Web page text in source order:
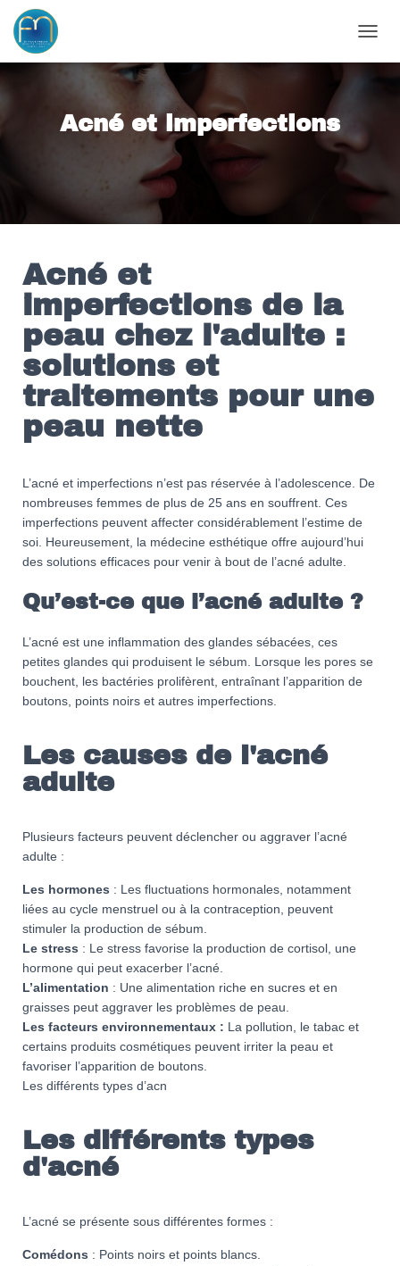
Acné et imperfections
Acné et
imperfections de la
peau chez l'adulte :
solutions et
traitements pour une
peau nette
L’acné et imperfections n’est pas réservée à l’adolescence. De
nombreuses femmes de plus de 25 ans en souffrent. Ces
imperfections peuvent affecter considérablement l’estime de
soi. Heureusement, la médecine esthétique offre aujourd’hui
des solutions efficaces pour venir à bout de l’acné adulte.
Qu’est-ce que l’acné adulte ?
L’acné est une inflammation des glandes sébacées, ces
petites glandes qui produisent le sébum. Lorsque les pores se
bouchent, les bactéries prolifèrent, entraînant l’apparition de
boutons, points noirs et autres imperfections.
Les causes de l'acné
adulte
Plusieurs facteurs peuvent déclencher ou aggraver l’acné
adulte :
Les hormones : Les fluctuations hormonales, notamment
liées au cycle menstruel ou à la contraception, peuvent
stimuler la production de sébum.
Le stress : Le stress favorise la production de cortisol, une
hormone qui peut exacerber l’acné.
L’alimentation : Une alimentation riche en sucres et en
graisses peut aggraver les problèmes de peau.
Les facteurs environnementaux : La pollution, le tabac et
certains produits cosmétiques peuvent irriter la peau et
favoriser l’apparition de boutons.
Les différents types d’acn
Les différents types
d'acné
L’acné se présente sous différentes formes :
Comédons : Points noirs et points blancs.